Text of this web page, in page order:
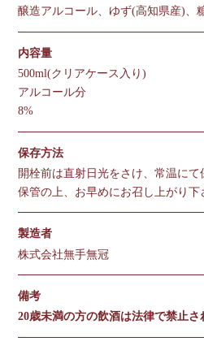
醸造アルコール、ゆず(高知県産)、
内容量
500ml(クリアケース入り)
アルコール分
8%
保存方法
開栓前は直射日光をさけ、常温に
保管の上、お早めにお召し上がり下
製造者
株式会社無手無冠
備考
20歳未満の方の飲酒は法律で禁止さ